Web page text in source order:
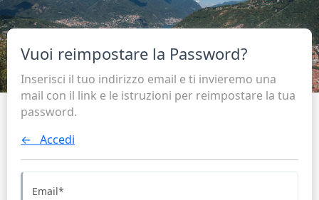
Vuoi reimpostare la Password?
Inserisci il tuo indirizzo email e ti invieremo una
mail con il link e le istruzioni per reimpostare la tua
password.
← Accedi
Email*